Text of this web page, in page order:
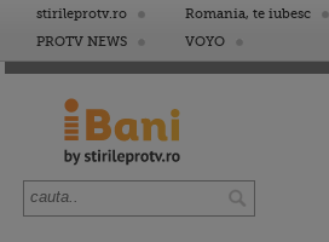
stirileprotv.ro Romania, te iubesc
PROTV NEWS
VOYO